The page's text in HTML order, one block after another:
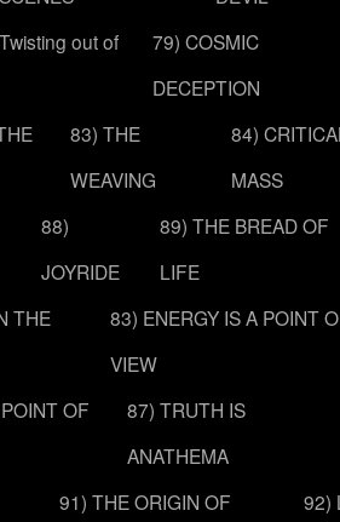
out of
79) COSMIC
DECEPTION
83) THE
WEAVING
84)
MASS
88)
JOYRIDE
89) THE BREAD OF
LIFE
THE
83) ENERGY IS A POINT
VIEW
OF
87) TRUTH IS
ANATHEMA
91) THE ORIGIN OF
92)